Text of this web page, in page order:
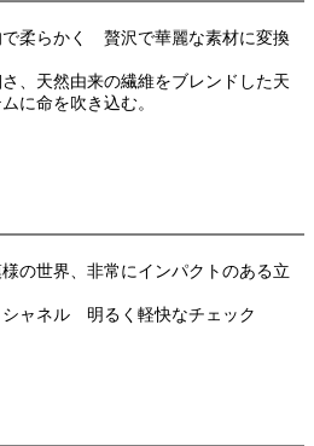
柔らかく 贅沢で華麗な素材に変換
、天然由来の繊維をブレンドした天
に命を吹き込む。
の世界、非常にインパクトのある立
ャネル 明るく軽快なチェック